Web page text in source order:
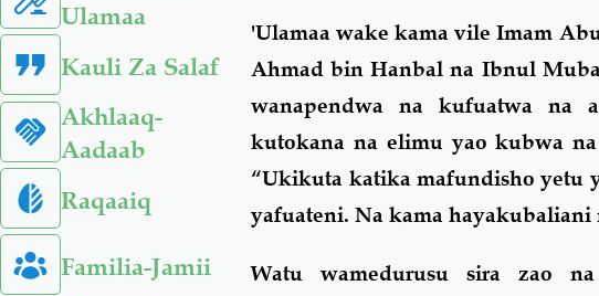
Ulamaa
Kauli Za Salaf
Akhlaaq-
Aadaab
Raqaaiq
Familia-Jamii
'Ulamaa wake kama vile Imam
Ahmad bin Hanbal na Ibnul
wanapendwa na kufuatwa na
kutokana na elimu yao kubwa
“Ukikuta katika mafundisho yetu
yafuateni. Na kama
Watu wamedurusu sira zao